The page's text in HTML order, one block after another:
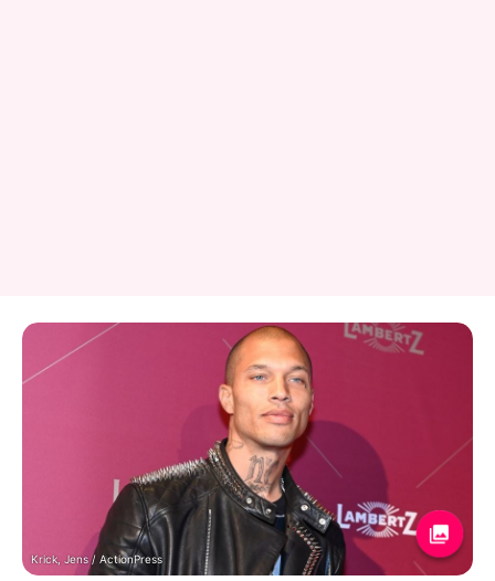
Krick, Jens / ActionPress